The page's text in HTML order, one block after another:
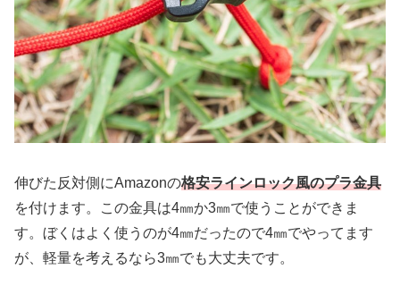
伸びた反対側にAmazonの格安ラインロック風のプラ金具
を付けます。この金具は4㎜か3㎜で使うことができま
す。ぼくはよく使うのが4㎜だったので4㎜でやってます
が、軽量を考えるなら3㎜でも大丈夫です。